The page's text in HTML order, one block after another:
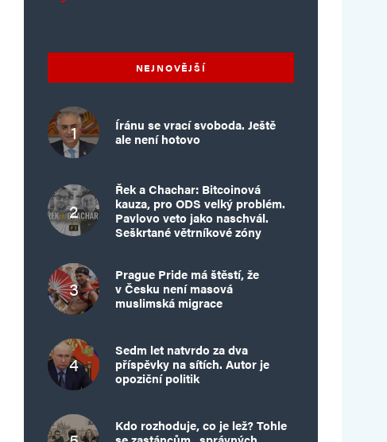
NEJNOVĚJŠÍ
Íránu se vrací svoboda. Ještě
ale není hotovo
Řek a Chachar: Bitcoinová
kauza, pro ODS velký problém.
Pavlovo veto jako naschvál.
Seškrtané větrníkové zóny
Prague Pride má štěstí, že
v Česku není masová
muslimská migrace
Sedm let natvrdo za dva
příspěvky na sítích. Autor je
opoziční politik
Kdo rozhoduje, co je lež? Tohle